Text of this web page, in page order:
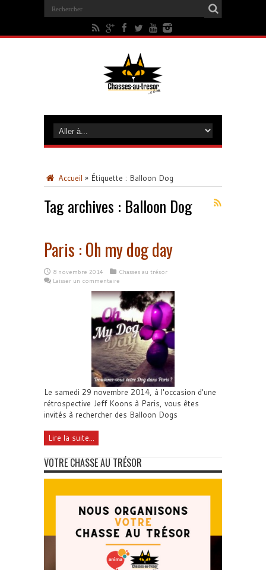
Accueil » Étiquette : Balloon Dog
Tag archives : Balloon Dog
Paris : Oh my dog day
8 novembre 2014
Chasses au trésor
Laisser un commentaire
Le samedi 29 novembre 2014, à l'occasion d'une
rétrospective Jeff Koons à Paris, vous êtes
invités à rechercher des Balloon Dogs
Lire la suite...
VOTRE CHASSE AU TRÉSOR